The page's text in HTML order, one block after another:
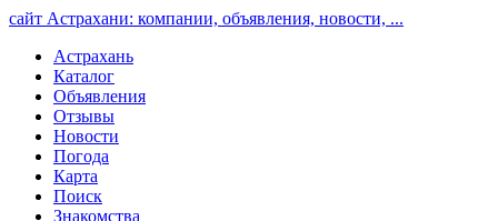
сайт Астрахани: компании, объявления, новости, ...
Астрахань
Каталог
Объявления
Отзывы
Новости
Погода
Карта
Поиск
Знакомства